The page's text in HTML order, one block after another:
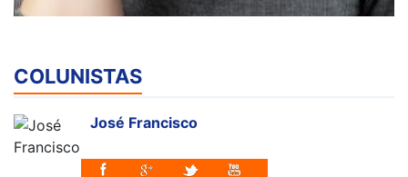
COLUNISTAS
José Francisco